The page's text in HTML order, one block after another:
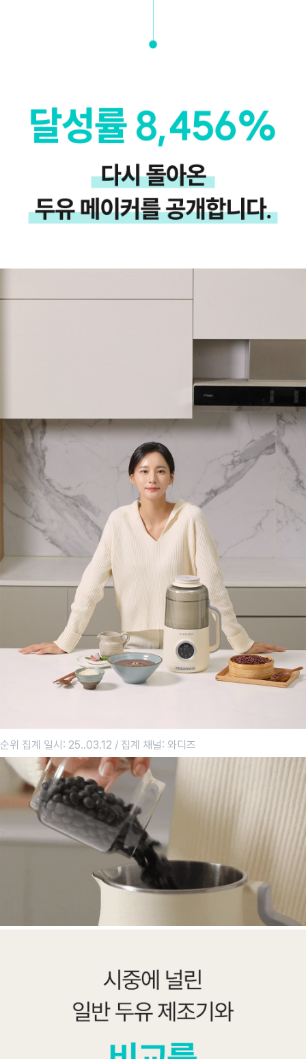
순위 집계 일시: 25..03.12 / 집계 채널: 와디즈